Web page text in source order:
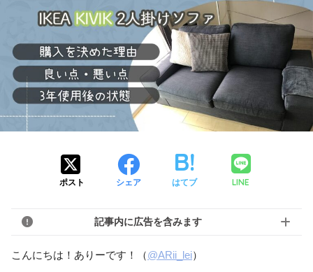
ポスト シェア はてブ LINE
記事内に広告を含みます
こんにちは！ありーです！（@ARii_lei）